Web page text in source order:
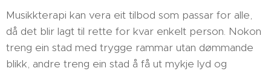
Musikkterapi kan vera eit tilbod som passar for alle,
då det blir lagt til rette for kvar enkelt person. Nokon
treng ein stad med trygge rammar utan dømmande
blikk, andre treng ein stad å få ut mykje lyd og